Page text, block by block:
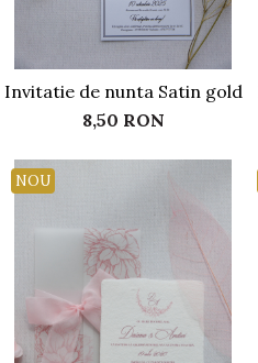
Invitatie de nunta Satin gold
8,50 RON
NOU